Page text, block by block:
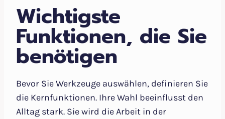
Wichtigste
Funktionen, die Sie
benötigen
Bevor Sie Werkzeuge auswählen, definieren Sie
die Kernfunktionen. Ihre Wahl beeinflusst den
Alltag stark. Sie wird die Arbeit in der